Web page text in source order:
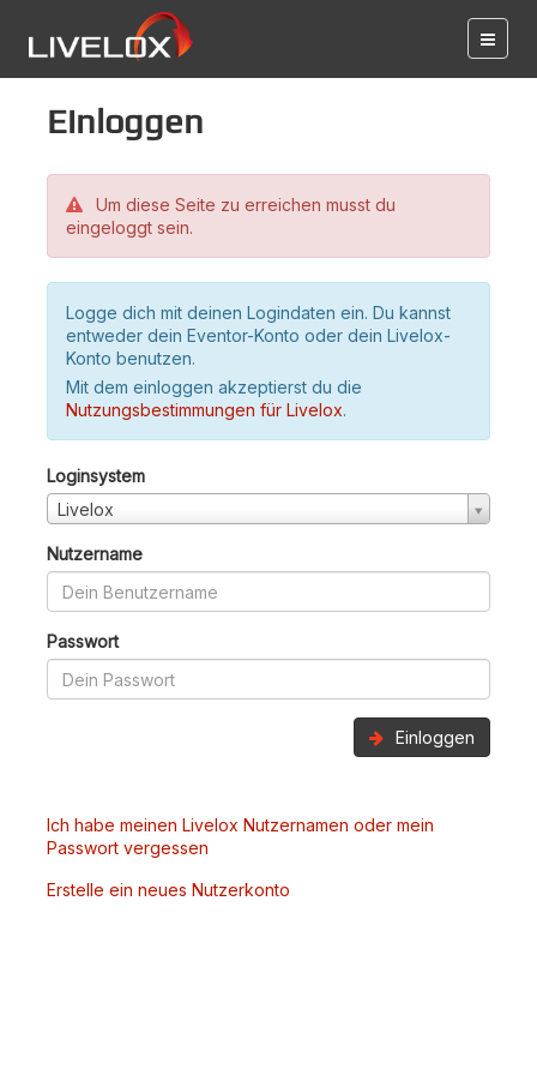
Einloggen
Um diese Seite zu erreichen musst du
eingeloggt sein.
Logge dich mit deinen Logindaten ein. Du kannst
entweder dein Eventor-Konto oder dein Livelox-
Konto benutzen.
Mit dem einloggen akzeptierst du die
Nutzungsbestimmungen für Livelox.
Loginsystem
Livelox
Nutzername
Passwort
Einloggen
Ich habe meinen Livelox Nutzernamen oder mein
Passwort vergessen
Erstelle ein neues Nutzerkonto